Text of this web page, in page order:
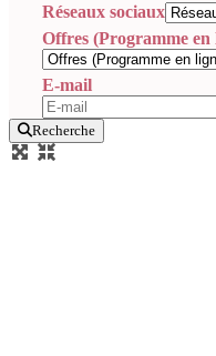
Réseaux sociaux
Offres (Programme en
E-mail
Recherche